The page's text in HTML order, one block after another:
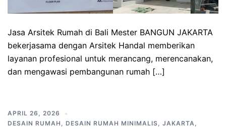
Jasa Arsitek Rumah di Bali Mester BANGUN JAKARTA
bekerjasama dengan Arsitek Handal memberikan
layanan profesional untuk merancang, merencanakan,
dan mengawasi pembangunan rumah […]
APRIL 26, 2026
DESAIN RUMAH , DESAIN RUMAH MINIMALIS, JAKARTA,